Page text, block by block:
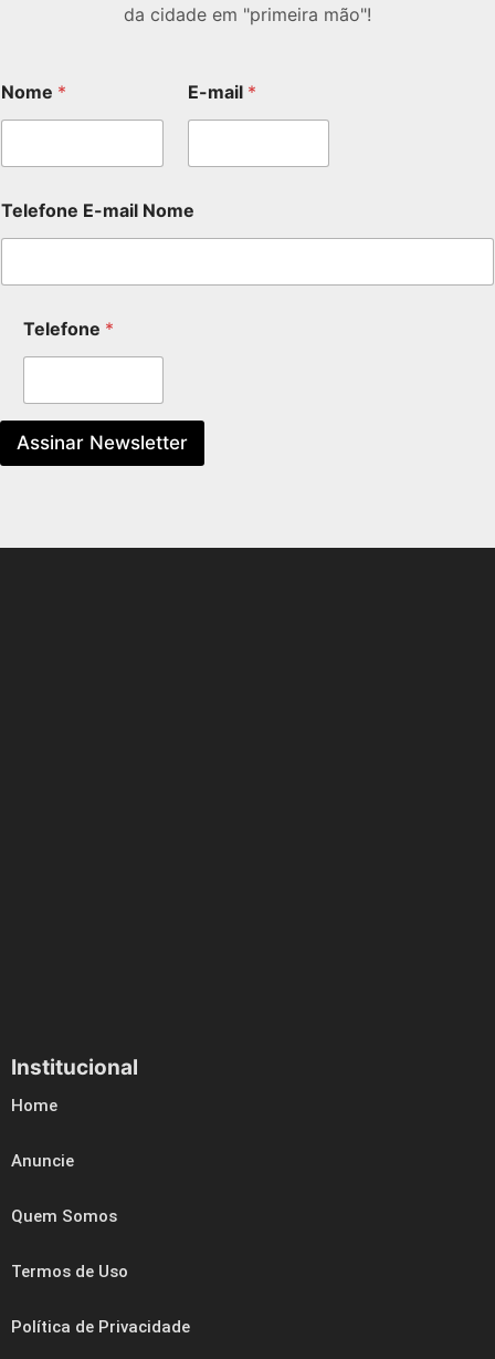
da cidade em "primeira mão"!
Nome * E-mail *
Telefone E-mail Nome
Telefone *
Assinar Newsletter
Institucional
Home
Anuncie
Quem Somos
Termos de Uso
Política de Privacidade